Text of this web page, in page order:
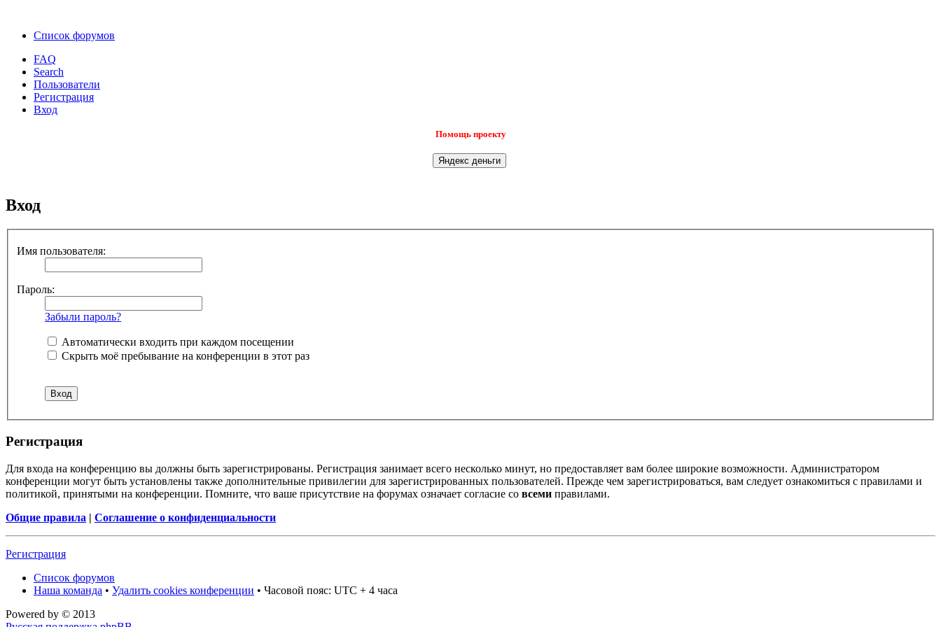
Список форумов
FAQ
Search
Пользователи
Регистрация
Вход
Помощь проекту
Вход
Имя пользователя:
Пароль:
Забыли пароль?
Автоматически входить при каждом посещении
Скрыть моё пребывание на конференции в этот раз
Регистрация
Для входа на конференцию вы должны быть зарегистрированы. Регистрация занимает всего несколько минут, но предоставляет вам более широкие возможности. Администратором
конференции могут быть установлены также дополнительные привилегии для зарегистрированных пользователей. Прежде чем зарегистрироваться, вам следует ознакомиться с правилами и
политикой, принятыми на конференции. Помните, что ваше присутствие на форумах означает согласие со всеми правилами.
Общие правила | Соглашение о конфиденциальности
Регистрация
Список форумов
Наша команда • Удалить cookies конференции • Часовой пояс: UTC + 4 часа
Powered by © 2013